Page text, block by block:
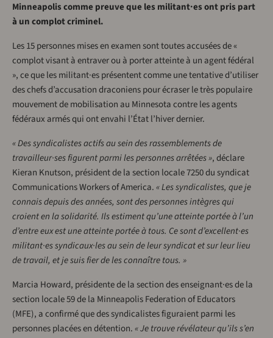
Minneapolis comme preuve que les militant·es ont pris part
à un complot criminel.
Les 15 personnes mises en examen sont toutes accusées de «
complot visant à entraver ou à porter atteinte à un agent fédéral
», ce que les militant·es présentent comme une tentative d’utiliser
des chefs d’accusation draconiens pour écraser le très populaire
mouvement de mobilisation au Minnesota contre les agents
fédéraux armés qui ont envahi l’État l’hiver dernier.
« Des syndicalistes actifs au sein des rassemblements de
travailleur·ses figurent parmi les personnes arrêtées », déclare
Kieran Knutson, président de la section locale 7250 du syndicat
Communications Workers of America.« Les syndicalistes, que je
connais depuis des années, sont des personnes intègres qui
croient en la solidarité. Ils estiment qu’une atteinte portée à l’un
d’entre eux est une atteinte portée à tous. Ce sont d’excellent·es
militant·es syndicaux·les au sein de leur syndicat et sur leur lieu
de travail, et je suis fier de les connaître tous. »
Marcia Howard, présidente de la section des enseignant·es de la
section locale 59 de la Minneapolis Federation of Educators
(MFE), a confirmé que des syndicalistes figuraient parmi les
personnes placées en détention.« Je trouve révélateur qu’ils s’en